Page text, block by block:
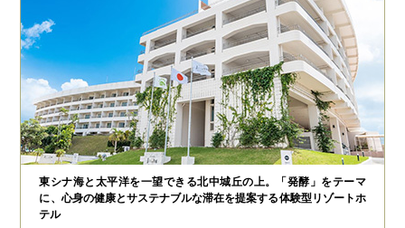
東シナ海と太平洋を一望できる北中城丘の上。「発酵」をテーマ
に、心身の健康とサステナブルな滞在を提案する体験型リゾートホ
テル